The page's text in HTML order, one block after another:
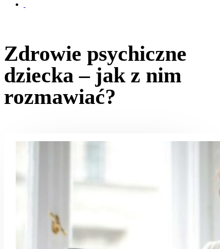
Zdrowie psychiczne
dziecka – jak z nim
rozmawiać?